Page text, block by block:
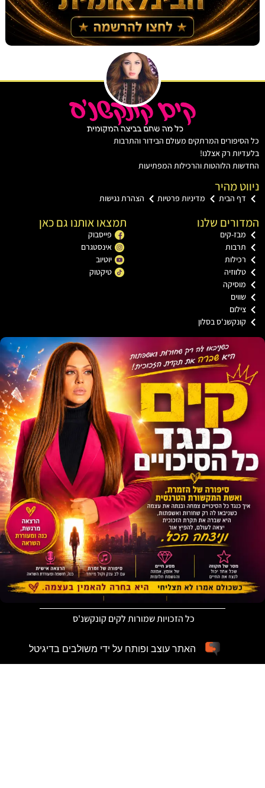
המרתקים מעולם הבידור והתרבות
רק אצלנו!
הלוהטות והרכילות המפתיעות
מהיר
הבית מדיניות פרטיות הצהרת נגישות
שלנו
קים
בסלון
תמצאו אותנו גם כאן
פייסבוק
אינסטגרם
יוטיוב
טיקטוק
כל הזכויות שמורות לקים קונקשנ'ס
האתר עוצב ופותח על ידי משולבים בדיגיטל